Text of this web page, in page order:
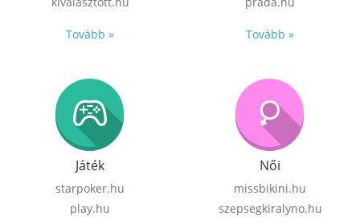
Tovább » Tovább »
Játék
starpoker.hu
play.hu
Női
missbikini.hu
szepsegkiralyno.hu